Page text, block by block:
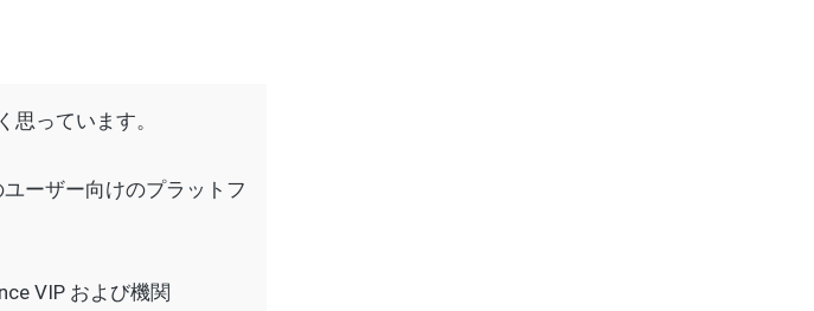
っています。
ーザー向けのプラットフ
VIP および機関